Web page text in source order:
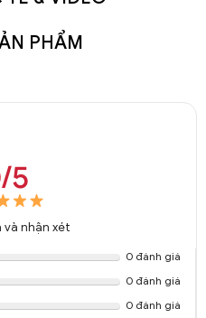
PHẨM
5
và nhận xét
0 đánh giá
0 đánh giá
0 đánh giá